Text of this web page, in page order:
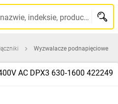
Szukaj po nazwie, indeksie, producencie, kodzie kreskowym...
Wyzwalacze podnapięciowe
AC DPX3 630‑1600 422249